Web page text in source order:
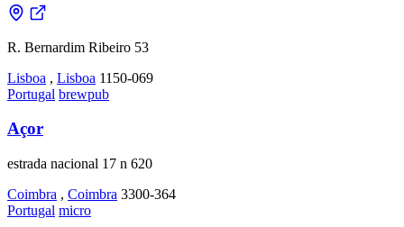
R. Bernardim Ribeiro 53
Lisboa , Lisboa 1150-069
Portugal brewpub
Açor
estrada nacional 17 n 620
Coimbra , Coimbra 3300-364
Portugal micro